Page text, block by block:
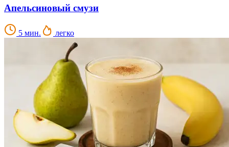
Апельсиновый смузи
5 мин. легко